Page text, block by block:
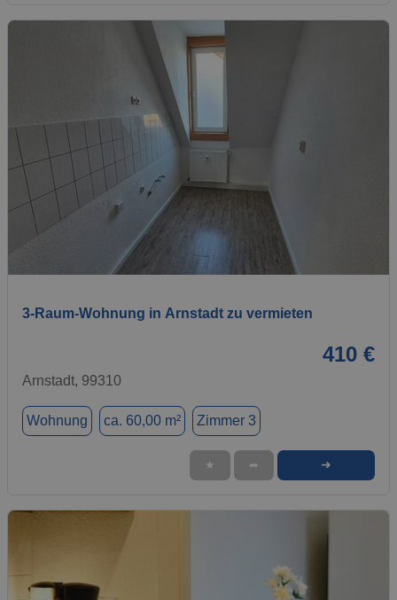
3-Raum-Wohnung in Arnstadt zu vermieten
410 €
Arnstadt, 99310
Wohnung ca. 60,00 m² Zimmer 3
★ ➦ ➜